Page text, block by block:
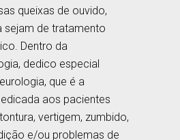
queixas de ouvido,
sejam de tratamento
Dentro da
dedico especial
que é a
aos pacientes
vertigem, zumbido,
e/ou problemas de